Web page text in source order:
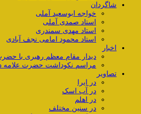
شاگردان
خواجه ابوسعید آملی
استاد صمدی آملی
استاد مهدی سمندری
استاد محمود امامی نجف آبادی
اخبار
دیدار مقام معظم رهبری با
مراسم نکوداشت حضرت علامه
تصاویر
در ایرا
در آب اسک
در اهلم
در سنین مختلف